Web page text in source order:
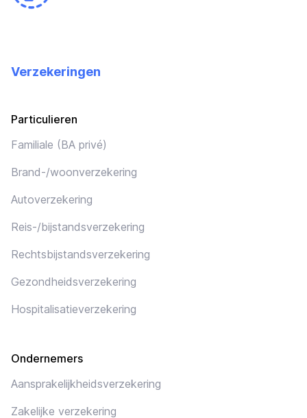
Verzekeringen
Particulieren
Familiale (BA privé)
Brand-/woonverzekering
Autoverzekering
Reis-/bijstandsverzekering
Rechtsbijstandsverzekering
Gezondheidsverzekering
Hospitalisatieverzekering
Ondernemers
Aansprakelijkheidsverzekering
Zakelijke verzekering